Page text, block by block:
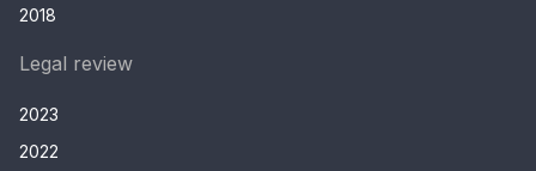
2018
Legal review
2023
2022